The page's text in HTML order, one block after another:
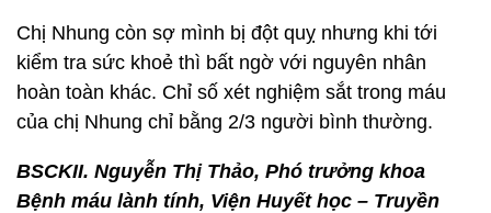
Chị Nhung còn sợ mình bị đột quỵ nhưng khi tới
kiểm tra sức khoẻ thì bất ngờ với nguyên nhân
hoàn toàn khác. Chỉ số xét nghiệm sắt trong máu
của chị Nhung chỉ bằng 2/3 người bình thường.
BSCKII. Nguyễn Thị Thảo, Phó trưởng khoa
Bệnh máu lành tính, Viện Huyết học – Truyền